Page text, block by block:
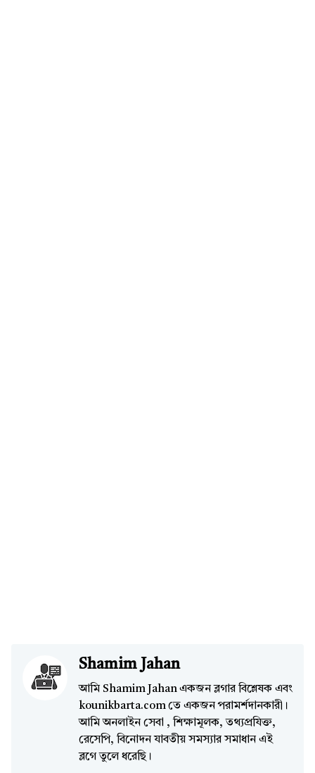
Shamim Jahan
আমি Shamim Jahan একজন ব্লগার বিশ্লেষক এবং
kounikbarta.com তে একজন পরামর্শদানকারী।
আমি অনলাইন সেবা , শিক্ষামূলক, তথ্যপ্রযিক্ত,
রেসেপি, বিনোদন যাবতীয় সমস্যার সমাধান এই
ব্লগে তুলে ধরেছি।